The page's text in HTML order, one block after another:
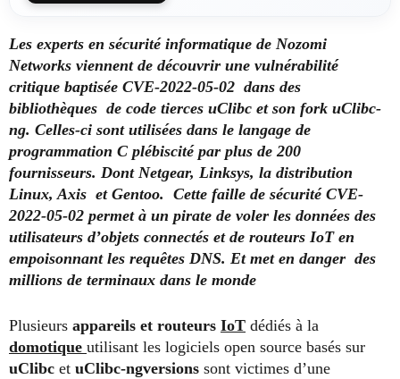
Les experts en sécurité informatique de Nozomi
Networks viennent de découvrir une vulnérabilité
critique baptisée CVE-2022-05-02 dans des
bibliothèques de code tierces uClibc et son fork uClibc-
ng. Celles-ci sont utilisées dans le langage de
programmation C plébiscité par plus de 200
fournisseurs. Dont Netgear, Linksys, la distribution
Linux, Axis et Gentoo. Cette faille de sécurité CVE-
2022-05-02 permet à un pirate de voler les données des
utilisateurs d’objets connectés et de routeurs IoT en
empoisonnant les requêtes DNS. Et met en danger des
millions de terminaux dans le monde
Plusieurs appareils et routeurs IoT dédiés à la
domotique utilisant les logiciels open source basés sur
uClibc et uClibc-ngversions sont victimes d’une